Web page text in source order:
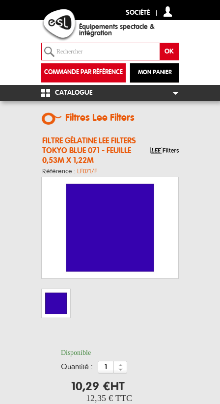
SOCIÉTÉ
Équipements spectacle &
intégration
MON PANIER
COMMANDE PAR RÉFÉRENCE
+
CATALOGUE
Filtres Lee Filters
FILTRE GÉLATINE LEE FILTERS
TOKYO BLUE 071 - FEUILLE
0,53M X 1,22M
Référence : LF071/F
Disponible
quantité :
10,29 €HT
12,35 € TTC